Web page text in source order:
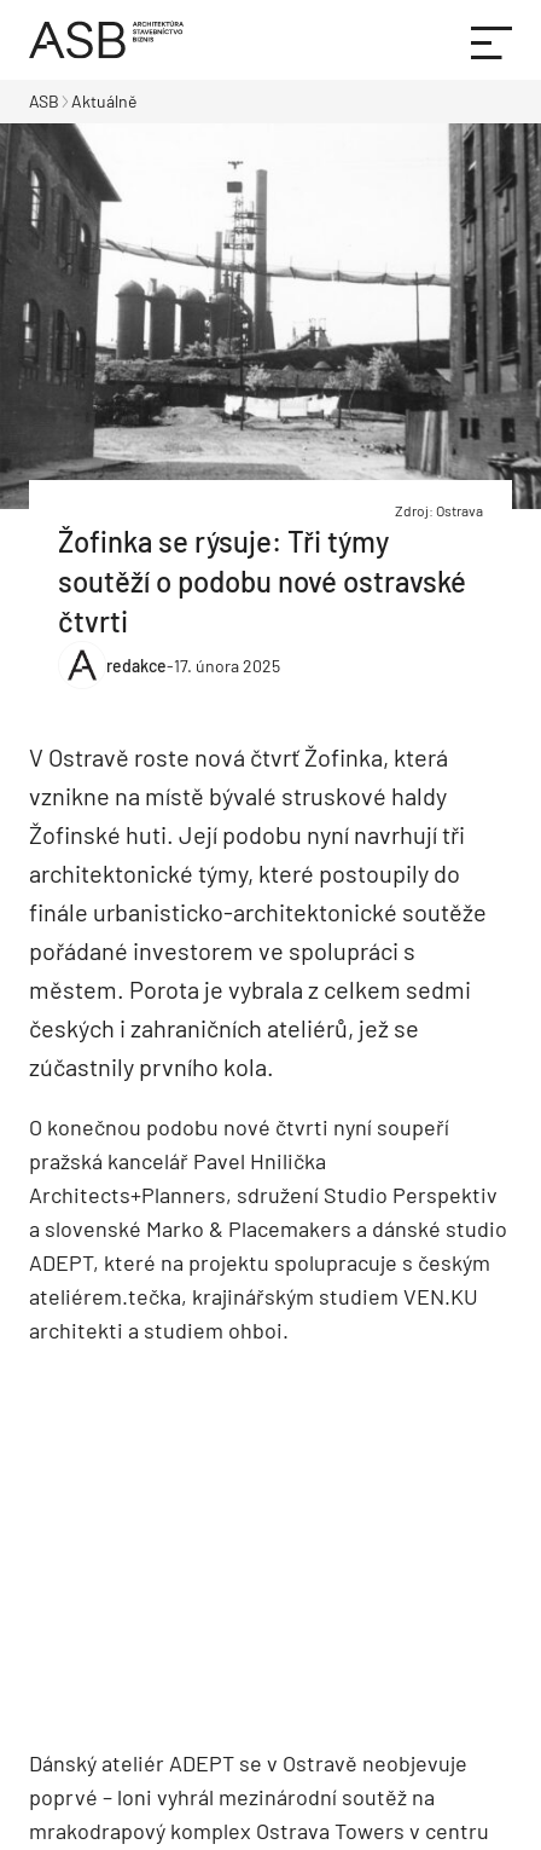
ASB Aktuálně
Zdroj: Ostrava
Žofinka se rýsuje: Tři týmy
soutěží o podobu nové ostravské
čtvrti
redakce-17. února 2025
V Ostravě roste nová čtvrť Žofinka, která
vznikne na místě bývalé struskové haldy
Žofinské huti. Její podobu nyní navrhují tři
architektonické týmy, které postoupily do
finále urbanisticko-architektonické soutěže
pořádané investorem ve spolupráci s
městem. Porota je vybrala z celkem sedmi
českých i zahraničních ateliérů, jež se
zúčastnily prvního kola.
O konečnou podobu nové čtvrti nyní soupeří
pražská kancelář Pavel Hnilička
Architects+Planners, sdružení Studio Perspektiv
a slovenské Marko & Placemakers a dánské studio
ADEPT, které na projektu spolupracuje s českým
ateliérem.tečka, krajinářským studiem VEN.KU
architekti a studiem ohboi.
Dánský ateliér ADEPT se v Ostravě neobjevuje
poprvé – loni vyhrál mezinárodní soutěž na
mrakodrapový komplex Ostrava Towers v centru